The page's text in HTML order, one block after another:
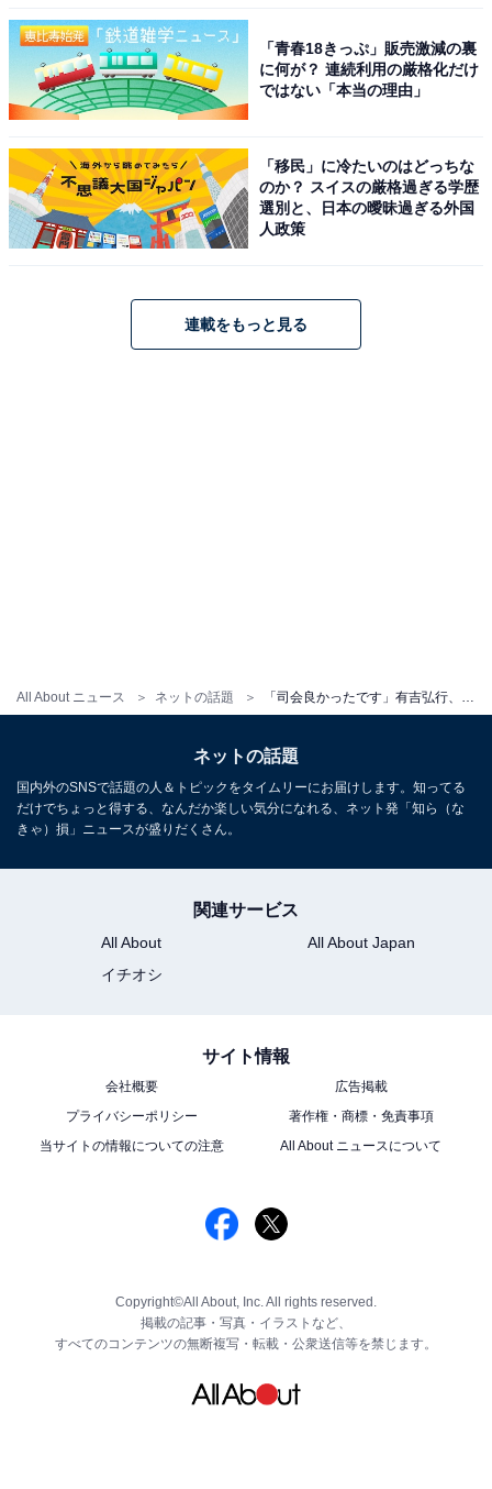
All About ニュース ネットの話題
「青春18きっぷ」販売激減の裏
に何が？ 連続利用の厳格化だけ
ではない「本当の理由」
「移民」に冷たいのはどっちな
のか？ スイスの厳格過ぎる学歴
選別と、日本の曖昧過ぎる外国
人政策
連載をもっと見る
ネットの話題
国内外のSNSで話題の人＆トピックをタイムリーにお届けします。知ってる
だけでちょっと得する、なんだか楽しい気分になれる、ネット発「知ら（な
きゃ）損」ニュースが盛りだくさん。
関連サービス
All About
All About Japan
イチオシ
サイト情報
会社概要
広告掲載
プライバシーポリシー
著作権・商標・免責事項
当サイトの情報についての注意
All About ニュースについて
Copyright©All About, Inc. All rights reserved.
掲載の記事・写真・イラストなど、
すべてのコンテンツの無断複写・転載・公衆送信等を禁じます。